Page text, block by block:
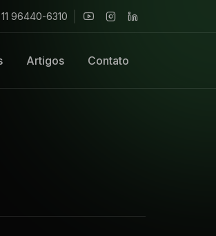
11 96440-6310
Artigos Contato